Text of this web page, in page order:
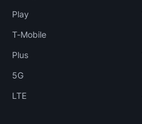
Play
T-Mobile
Plus
5G
LTE